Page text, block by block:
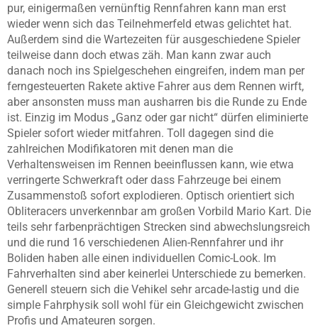
pur, einigermaßen vernünftig Rennfahren kann man erst
wieder wenn sich das Teilnehmerfeld etwas gelichtet hat.
Außerdem sind die Wartezeiten für ausgeschiedene Spieler
teilweise dann doch etwas zäh. Man kann zwar auch
danach noch ins Spielgeschehen eingreifen, indem man per
ferngesteuerten Rakete aktive Fahrer aus dem Rennen wirft,
aber ansonsten muss man ausharren bis die Runde zu Ende
ist. Einzig im Modus „Ganz oder gar nicht“ dürfen eliminierte
Spieler sofort wieder mitfahren. Toll dagegen sind die
zahlreichen Modifikatoren mit denen man die
Verhaltensweisen im Rennen beeinflussen kann, wie etwa
verringerte Schwerkraft oder dass Fahrzeuge bei einem
Zusammenstoß sofort explodieren. Optisch orientiert sich
Obliteracers unverkennbar am großen Vorbild Mario Kart. Die
teils sehr farbenprächtigen Strecken sind abwechslungsreich
und die rund 16 verschiedenen Alien-Rennfahrer und ihr
Boliden haben alle einen individuellen Comic-Look. Im
Fahrverhalten sind aber keinerlei Unterschiede zu bemerken.
Generell steuern sich die Vehikel sehr arcade-lastig und die
simple Fahrphysik soll wohl für ein Gleichgewicht zwischen
Profis und Amateuren sorgen.